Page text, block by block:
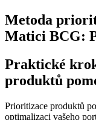
Metoda
Matici BCG:
Praktické
produktů
Prioritizace produktů
optimalizaci vašeho